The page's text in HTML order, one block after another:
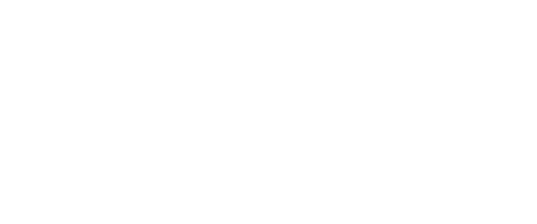
de Varanda Pequena
de Varanda Santo André
de Varanda São Bernardo do Campo